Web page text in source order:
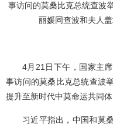
事访问的莫桑比克总统查波
丽媛同查波和夫人
4月21日下午，国家主
事访问的莫桑比克总统查波
提升至新时代中莫命运共同体
习近平指出，中国和莫